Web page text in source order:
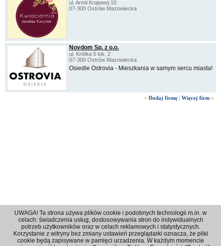
ul. Armii Krajowej 10
07-300 Ostrów Mazowiecka
Novdom Sp. z o.o.
ul. Krótka 5 lok. 2
07-300 Ostrów Mazowiecka
Osiedle Ostrovia - Mieszkania w samym sercu miasta!
+ Dodaj firmę Więcej firm »
Regulamin|Polityka prywatności|Reklama|Kontakt
UWAGA! Ta strona używa plików cookie i podobnych technologii m.in. w
celach: świadczenia usług, dostosowywania stron do indywidualnych
potrzeb użytkowników oraz w celach reklamowych i statystycznych.
Korzystanie z witryny bez zmiany ustawień przeglądarki oznacza, że pliki
cookie będą zapisywane w pamięci urzadzenia. W każdym momencie